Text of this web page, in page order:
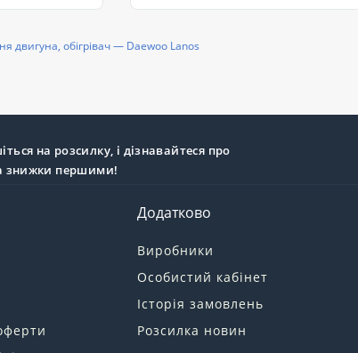
двигуна, обігрівач — Daewoo Lanos
на розсилку, і дізнавайтеся про
знижки першими!
Додатково
Виробники
Особистий кабінет
Історія замовлень
Розсилка новин